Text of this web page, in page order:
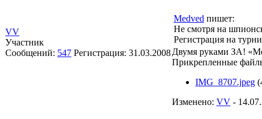
VV
Участник
Сообщений: 547 Регистрация: 31.03.2008
Medved пишет:
Не смотря на
Регистрация на
Двумя руками ЗА!
Прикрепленные
IMG_8707.jpeg
Изменено: VV -